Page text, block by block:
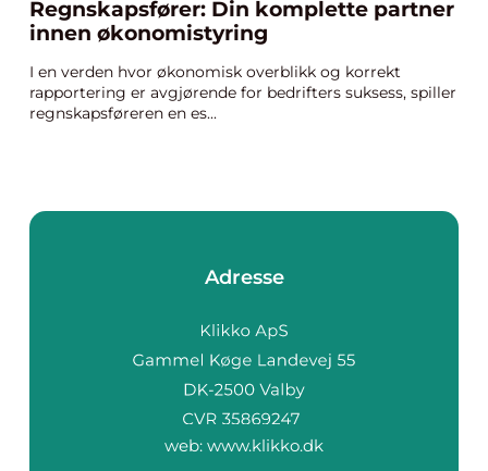
Regnskapsfører: Din komplette partner
innen økonomistyring
I en verden hvor økonomisk overblikk og korrekt
rapportering er avgjørende for bedrifters suksess, spiller
regnskapsføreren en es...
Adresse
web: www.klikko.dk